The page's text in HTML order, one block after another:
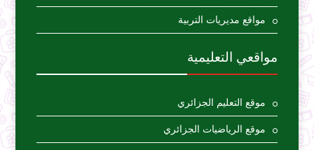
مواقع مديريات التربية
مواقعي التعليمية
موقع التعليم الجزائري
موقع الرياضيات الجزائري